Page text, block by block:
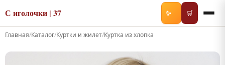
С иголочки | 37 ✨ 🛒
Главная/Каталог/Куртки и жилет/Куртка из хлопка